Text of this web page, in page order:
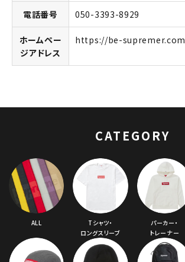
キーワードから探す
キャップ・ハット
パーカー・クルーネック
ショルダー・ウエストバッグ
ボックスロゴ
カテゴリーから探す
コラボレーションブランドから探す
電話番号 050-3393-8929
ホームペー
ジアドレス
https://be-supremer.com
CATEGORY
ALL
Tシャツ・
ロングスリーブ
パーカー・
トレーナー